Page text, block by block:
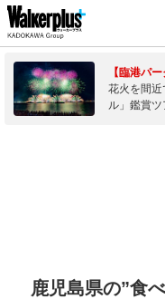
【臨港パ
花火を間
ル」鑑賞
鹿児島県の”食